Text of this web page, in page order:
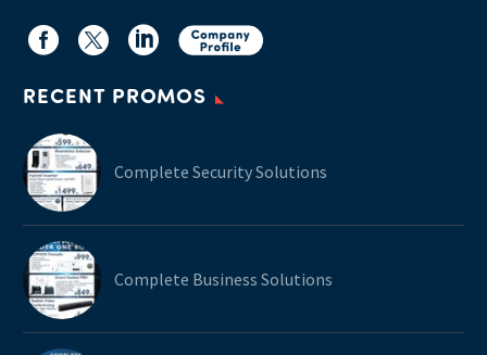
RECENT PROMOS
Complete Security Solutions
Complete Business Solutions